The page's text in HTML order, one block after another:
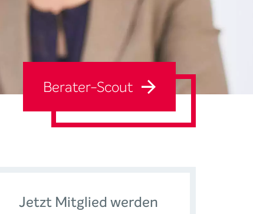
Berater-Scout
Jetzt Mitglied werden